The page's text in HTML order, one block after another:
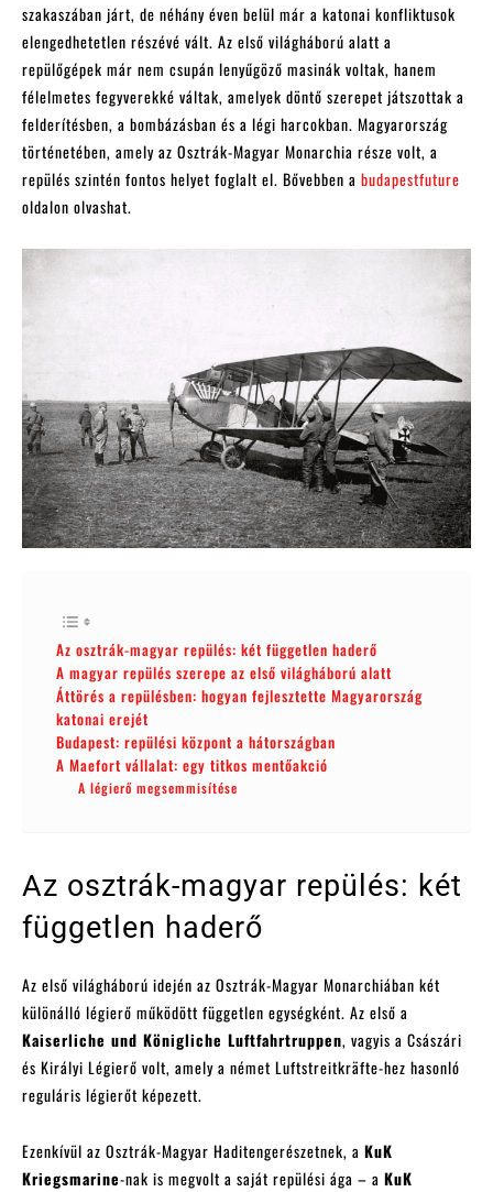
szakaszában járt, de néhány éven belül már a katonai konfliktusok
elengedhetetlen részévé vált. Az első világháború alatt a
repülőgépek már nem csupán lenyűgöző masinák voltak, hanem
félelmetes fegyverekké váltak, amelyek döntő szerepet játszottak a
felderítésben, a bombázásban és a légi harcokban. Magyarország
történetében, amely az Osztrák-Magyar Monarchia része volt, a
repülés szintén fontos helyet foglalt el. Bővebben a budapestfuture
oldalon olvashat.
Az osztrák-magyar repülés: két független haderő
A magyar repülés szerepe az első világháború alatt
Áttörés a repülésben: hogyan fejlesztette Magyarország
katonai erejét
Budapest: repülési központ a hátországban
A Maefort vállalat: egy titkos mentőakció
A légierő megsemmisítése
Az osztrák-magyar repülés: két
független haderő
Az első világháború idején az Osztrák-Magyar Monarchiában két
különálló légierő működött független egységként. Az első a
Kaiserliche und Königliche Luftfahrtruppen, vagyis a Császári
és Királyi Légierő volt, amely a német Luftstreitkräfte-hez hasonló
reguláris légierőt képezett.
Ezenkívül az Osztrák-Magyar Haditengerészetnek, a KuK
Kriegsmarine-nak is megvolt a saját repülési ága – a KuK